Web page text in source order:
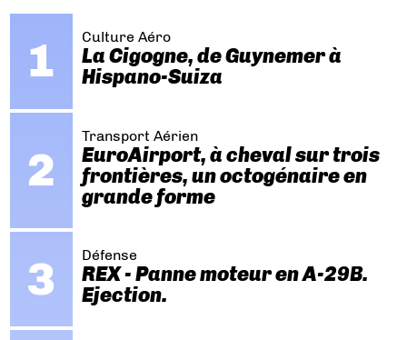
DRONE
Latresne
Culture Aéro
La Cigogne, de Guynemer à
Hispano-Suiza
Transport Aérien
EuroAirport, à cheval sur trois
frontières, un octogénaire en
grande forme
Défense
REX - Panne moteur en A-29B.
Ejection.